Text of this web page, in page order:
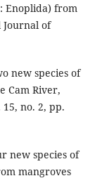
Enoplida) from
of
new species of
Cam River,
no. 2, pp.
new species of
mangroves